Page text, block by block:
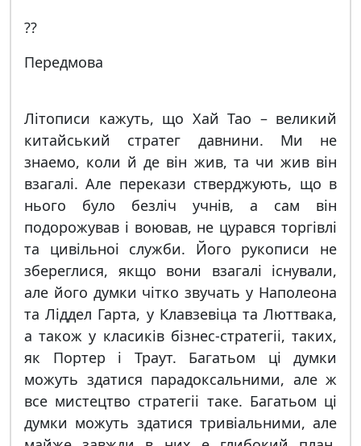
??
Передмова
Лiтописи кажуть, що Хай Тао – великий
китайський стратег давнини. Ми не
знаемо, коли й де вiн жив, та чи жив вiн
взагалi. Але перекази стверджують, що в
нього було безлiч учнiв, а сам вiн
подорожував i воював, не цурався торгiвлi
та цивiльноi служби. Його рукописи не
збереглися, якщо вони взагалi iснували,
але його думки чiтко звучать у Наполеона
та Лiддел Гарта, у Клавзевiца та Люттвака,
а також у класикiв бiзнес-стратегii, таких,
як Портер i Траут. Багатьом цi думки
можуть здатися парадоксальними, але ж
все мистецтво стратегii таке. Багатьом цi
думки можуть здатися тривiальними, але